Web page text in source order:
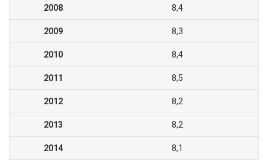
2008 8,4
2009 8,3
2010 8,4
2011 8,5
2012 8,2
2013 8,2
2014 8,1